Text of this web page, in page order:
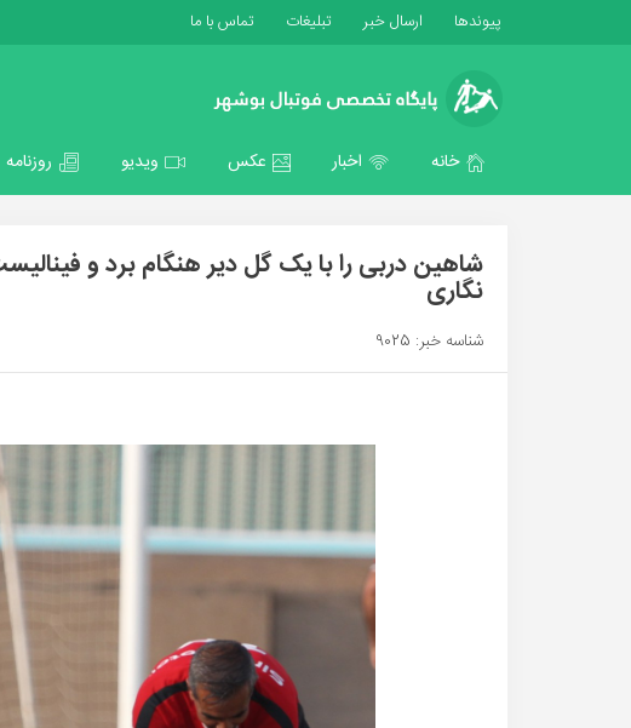
پیوندها ارسال خبر تبلیغات تماس با ما
خانه اخبار عکس ویدیو روزنامه
شاهین دربی را با یک گل دیر هنگام برد و
نگاری
شناسه خبر: 9025